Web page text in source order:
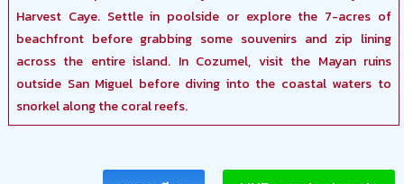
Harvest Caye. Settle in poolside or explore the 7-acres of
beachfront before grabbing some souvenirs and zip lining
across the entire island. In Cozumel, visit the Mayan ruins
outside San Miguel before diving into the coastal waters to
snorkel along the coral reefs.